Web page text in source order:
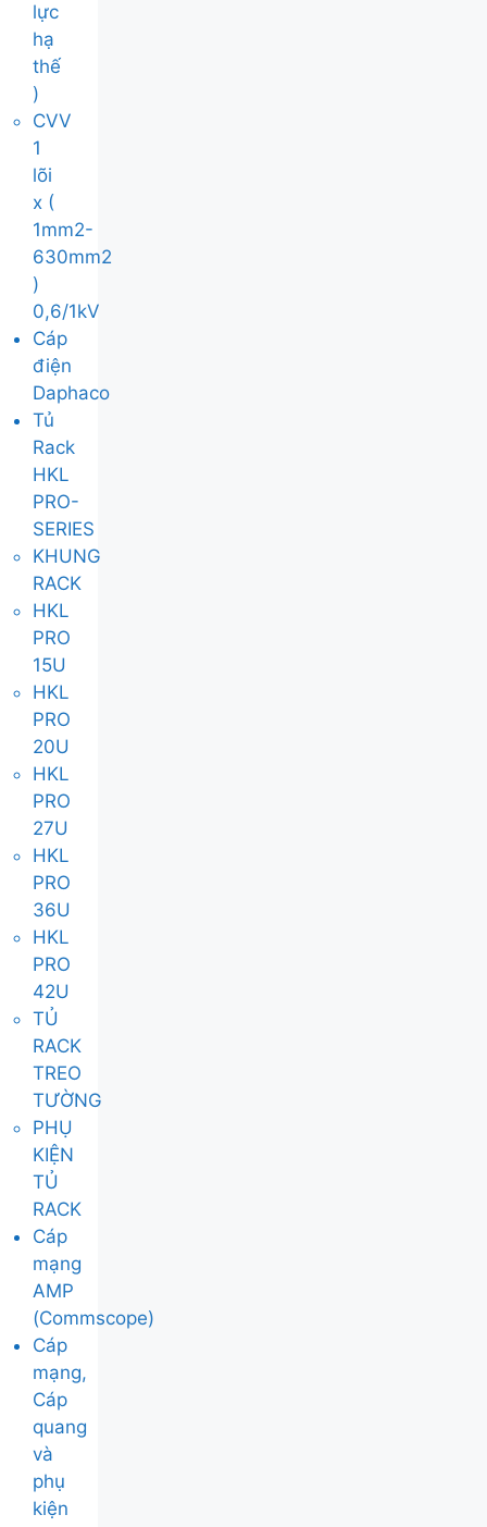
lực
hạ
thế
)
CVV
1
lõi
x (
1mm2-
630mm2
)
0,6/1kV
Cáp
điện
Daphaco
Tủ
Rack
HKL
PRO-
SERIES
KHUNG
RACK
HKL
PRO
15U
HKL
PRO
20U
HKL
PRO
27U
HKL
PRO
36U
HKL
PRO
42U
TỦ
RACK
TREO
TƯỜNG
PHỤ
KIỆN
TỦ
RACK
Cáp
mạng
AMP
(Commscope)
Cáp
mạng,
Cáp
quang
và
phụ
kiện